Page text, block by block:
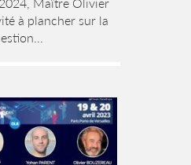
à plancher sur la